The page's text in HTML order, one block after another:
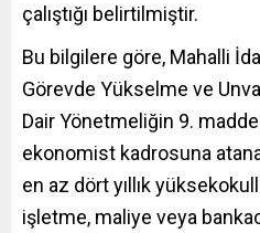
çalıştığı belirtilmiştir.
Bu bilgilere göre, Mahalli
Görevde Yükselme ve
Dair Yönetmeliğin 9.
ekonomist kadrosuna
en az dört yıllık
işletme, maliye veya